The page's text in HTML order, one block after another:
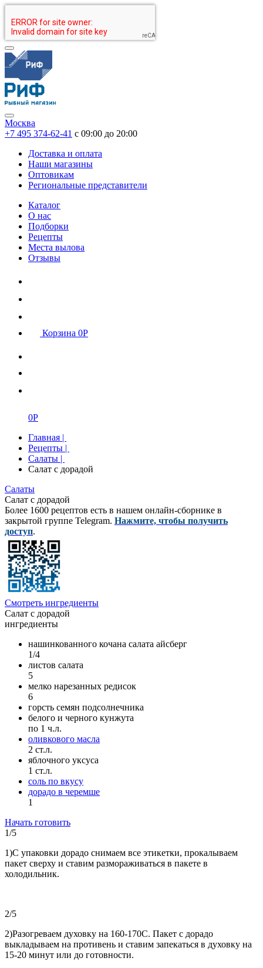
Москва
+7 495 374-62-41 c 09:00 до 20:00
Доставка и оплата
Наши магазины
Оптовикам
Региональные представители
Каталог
О нас
Подборки
Рецепты
Места вылова
Отзывы
Корзина 0Р
0Р
Главная |
Рецепты |
Салаты |
Салат с дорадой
Салаты
Салат с дорадой
Более 1600 рецептов есть в нашем онлайн-сборнике в
закрытой группе Telegram. Нажмите, чтобы получить
доступ.
Смотреть ингредиенты
Салат с дорадой
ингредиенты
нашинкованного кочана салата айсберг
1/4
листов салата
5
мелко нарезанных редисок
6
горсть семян подсолнечника
белого и черного кунжута
по 1 ч.л.
оливкового масла
2 ст.л.
яблочного уксуса
1 ст.л.
соль по вкусу
дорадо в черемше
1
Начать готовить
1/5
1)С упаковки дорадо снимаем все этикетки, прокалываем
пакет сверху и ставим размораживаться в пакете в
холодильник.
2/5
2)Разогреваем духовку на 160-170С. Пакет с дорадо
выкладываем на противень и ставим запекаться в духовку на
15-20 минут или до готовности.